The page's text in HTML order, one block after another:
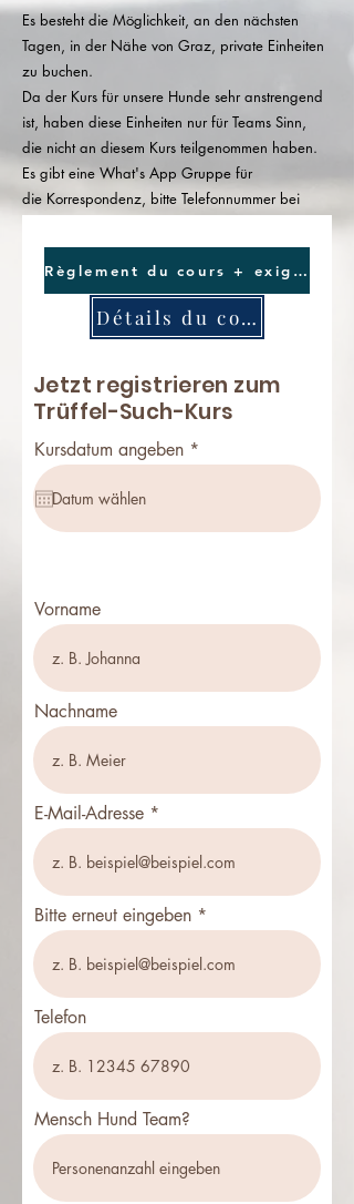
Es besteht die Möglichkeit, an den nächsten
Tagen, in der Nähe von Graz, private Einheiten
zu buchen.
Da der Kurs für unsere Hunde sehr anstrengend
ist, haben diese Einheiten nur für Teams Sinn,
die nichtan diesem Kurs teilgenommen haben.
Es gibt eine What's App Gruppe für
die Korrespondenz, bitte Telefonnummer bei
Règlement du cours + exigences
Détails du compte
Jetzt registrieren zum
Trüffel-Such-Kurs
Kursdatum angeben *
e
r
Vorname
Nachname
E-Mail-Adresse
Bitte erneut eingeben
Telefon
Mensch Hund Team?